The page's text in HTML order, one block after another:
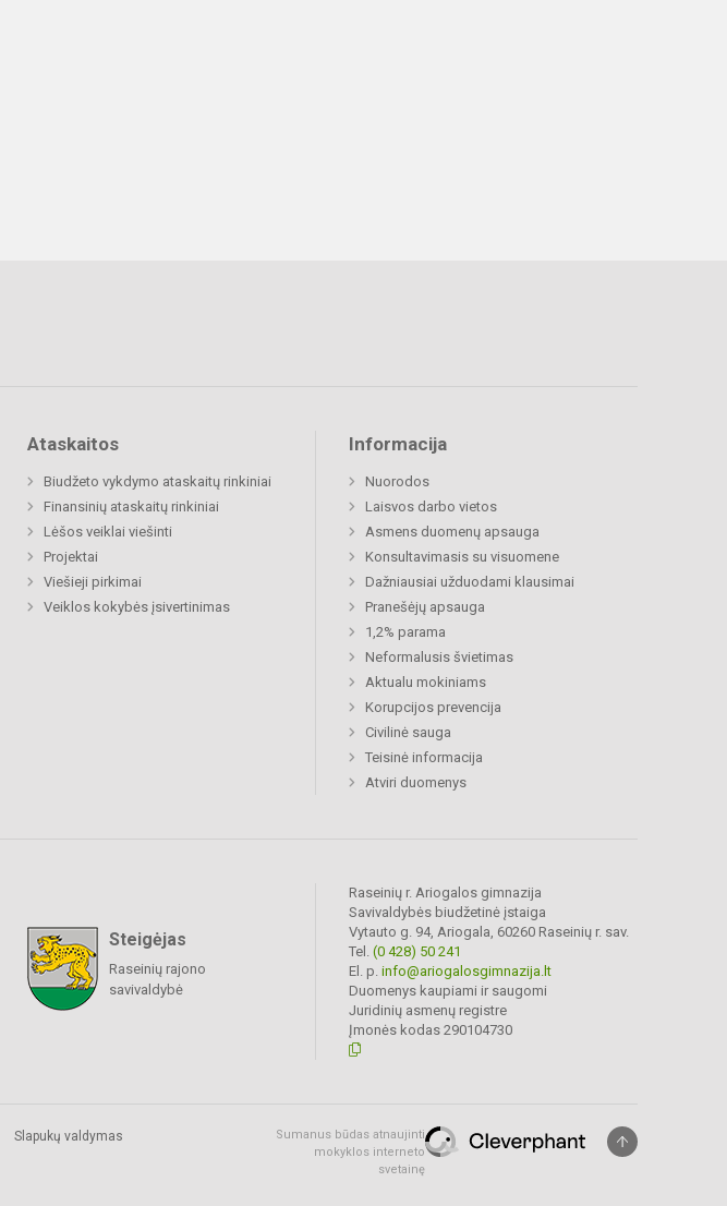
Ataskaitos
Biudžeto vykdymo ataskaitų rinkiniai
Finansinių ataskaitų rinkiniai
Lėšos veiklai viešinti
Projektai
Viešieji pirkimai
Veiklos kokybės įsivertinimas
Informacija
Nuorodos
Laisvos darbo vietos
Asmens duomenų apsauga
Konsultavimasis su visuomene
Dažniausiai užduodami klausimai
Pranešėjų apsauga
1,2% parama
Neformalusis švietimas
Aktualu mokiniams
Korupcijos prevencija
Civilinė sauga
Teisinė informacija
Atviri duomenys
Steigėjas
Raseinių rajono
savivaldybė
Raseinių r. Ariogalos gimnazija
Savivaldybės biudžetinė įstaiga
Vytauto g. 94, Ariogala, 60260 Raseinių r. sav.
Tel. (0 428) 50 241
El. p. info@ariogalosgimnazija.lt
Duomenys kaupiami ir saugomi
Juridinių asmenų registre
Įmonės kodas 290104730
Slapukų valdymas
Sumanus būdas atnaujinti
mokyklos interneto
svetainę